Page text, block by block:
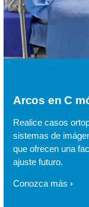
Arcos en C
Realice casos
sistemas de
que ofrecen una
ajuste futuro.
Conozca más